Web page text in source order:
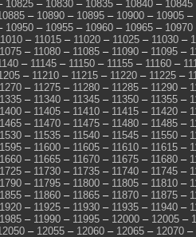
10825 – 10830 – 10835 – 10840 – 10845
– 10890 – 10895 – 10900 – 10905 –
10950 – 10955 – 10960 – 10965 – 10970
– 11015 – 11020 – 11025 – 11030 –
– 11080 – 11085 – 11090 – 11095 –
– 11145 – 11150 – 11155 – 11160 –
– 11210 – 11215 – 11220 – 11225 –
– 11275 – 11280 – 11285 – 11290 –
– 11340 – 11345 – 11350 – 11355 –
– 11405 – 11410 – 11415 – 11420 –
– 11470 – 11475 – 11480 – 11485 –
– 11535 – 11540 – 11545 – 11550 –
– 11600 – 11605 – 11610 – 11615 –
– 11665 – 11670 – 11675 – 11680 –
– 11730 – 11735 – 11740 – 11745 –
– 11795 – 11800 – 11805 – 11810 –
– 11860 – 11865 – 11870 – 11875 –
– 11925 – 11930 – 11935 – 11940 –
– 11990 – 11995 – 12000 – 12005 –
– 12055 – 12060 – 12065 – 12070 –